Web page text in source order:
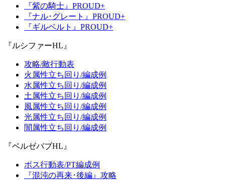
『紫の騎士』PROUD+
『ナル･グレート』PROUD+
『ギルベルト』PROUD+
『ルシファーHL』
攻略/敵行動表
火属性立ち回り/編成例
水属性立ち回り/編成例
土属性立ち回り/編成例
風属性立ち回り/編成例
光属性立ち回り/編成例
闇属性立ち回り/編成例
『ベルゼバブHL』
ボス行動表/PT編成例
『混沌の再来･後編』攻略